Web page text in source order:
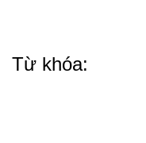
Từ khóa: